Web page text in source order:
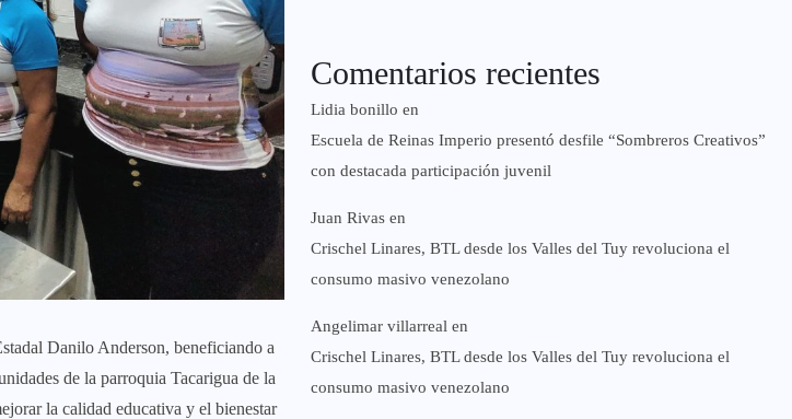
Danilo Anderson, beneficiando a
de la parroquia Tacarigua de la
la calidad educativa y el bienestar
Comentarios recientes
Lidia bonillo en
Escuela de Reinas Imperio presentó desfile “Sombreros Creativos”
con destacada participación juvenil
Juan Rivas en
Crischel Linares, BTL desde los Valles del Tuy revoluciona el
consumo masivo venezolano
Angelimar villarreal en
Crischel Linares, BTL desde los Valles del Tuy revoluciona el
consumo masivo venezolano